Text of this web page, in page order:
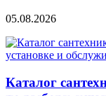
05.08.2026
Каталог